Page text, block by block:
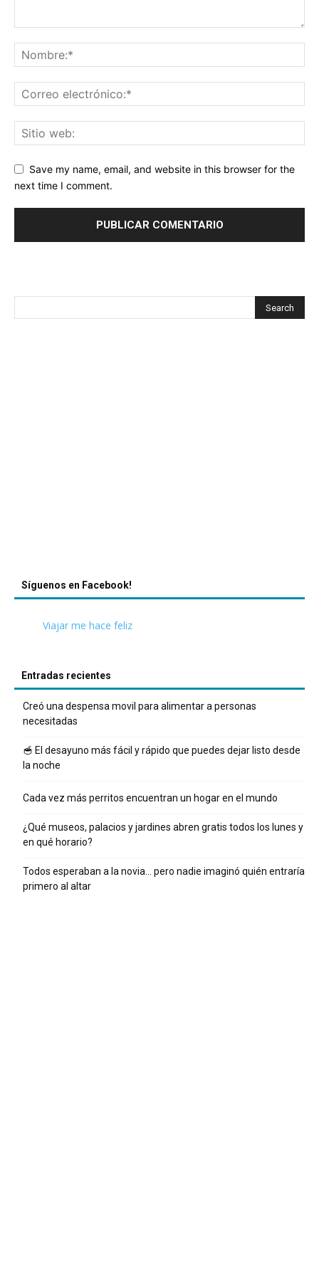
Save my name, email, and website in this browser for the
next time I comment.
Síguenos en Facebook!
Viajar me hace feliz
Entradas recientes
Creó una despensa movil para alimentar a personas
necesitadas
🥣 El desayuno más fácil y rápido que puedes dejar listo desde
la noche
Cada vez más perritos encuentran un hogar en el mundo
¿Qué museos, palacios y jardines abren gratis todos los lunes y
en qué horario?
Todos esperaban a la novia… pero nadie imaginó quién entraría
primero al altar